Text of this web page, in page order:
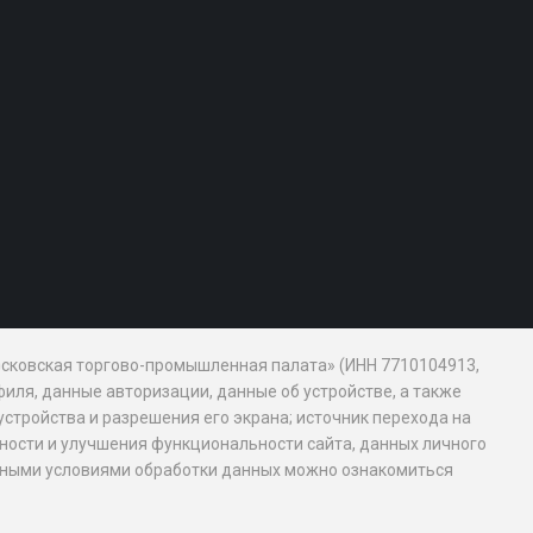
торгово-промышленная палата» (ИНН 7710104913,
данные авторизации, данные об устройстве, а также
и разрешения его экрана; источник перехода на
и улучшения функциональности сайта, данных личного
условиями обработки данных можно ознакомиться